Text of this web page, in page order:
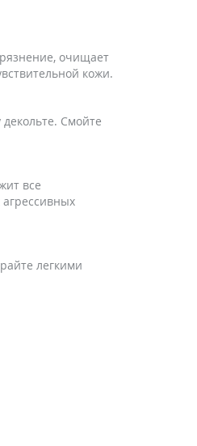
очищает
кожи.
Смойте
все
легкими